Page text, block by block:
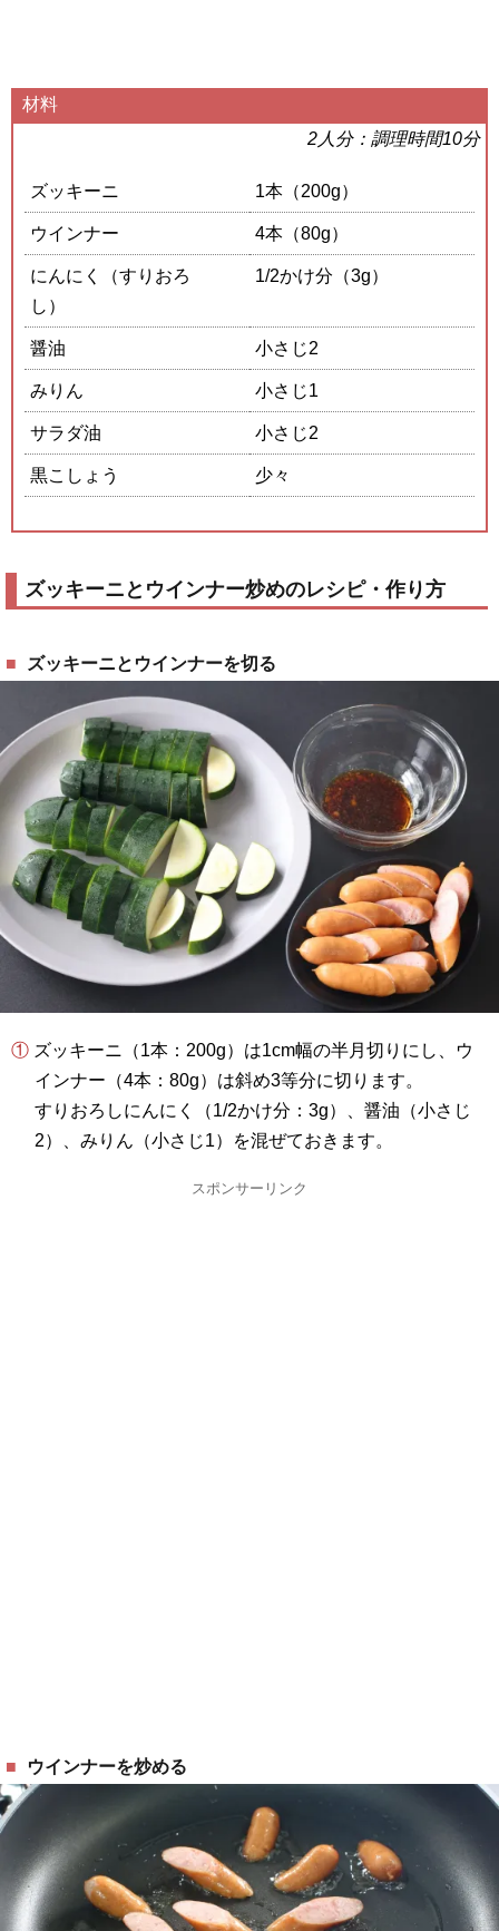
材料
2人分：調理時間10分
ズッキーニ 1本（200g）
ウインナー 4本（80g）
にんにく（すりおろ
し）
1/2かけ分（3g）
醤油 小さじ2
みりん 小さじ1
サラダ油 小さじ2
黒こしょう 少々
ズッキーニとウインナー炒めのレシピ・作り方
ズッキーニとウインナーを切る
① ズッキーニ（1本：200g）は1cm幅の半月切りにし、ウ
インナー（4本：80g）は斜め3等分に切ります。
すりおろしにんにく（1/2かけ分：3g）、醤油（小さじ
2）、みりん（小さじ1）を混ぜておきます。
スポンサーリンク
ウインナーを炒める